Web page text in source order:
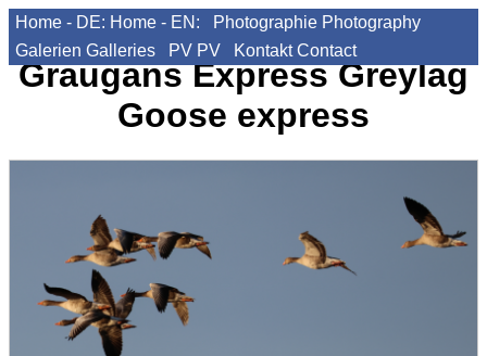
Home - DE: Home - EN: Photographie Photography
Galerien Galleries PV PV Kontakt Contact
Graugans ExpressGreylag
Goose express